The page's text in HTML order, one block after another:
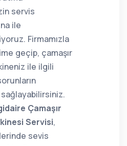
servis
ile
Firmamızla
geçip, çamaşır
ile ilgili
Çamaşır
Servisi,
sevis